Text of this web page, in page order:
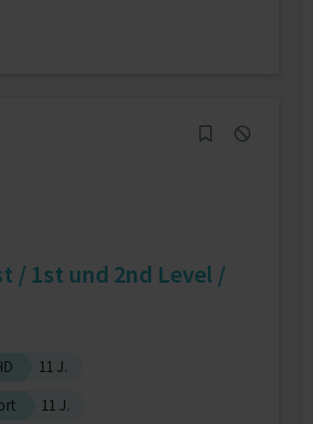
/ 1st und 2nd Level /
11 J.
11 J.